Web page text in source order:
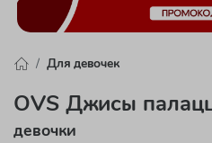
Для девочек
OVS Джисы
девочки